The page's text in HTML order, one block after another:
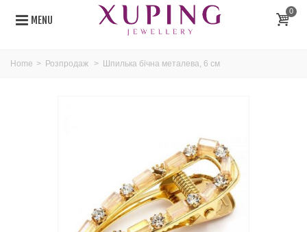
MENU
0
Home > Розпродаж > Шпилька бічна металева, 6 см